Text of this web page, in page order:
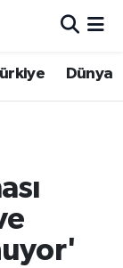
Dünya